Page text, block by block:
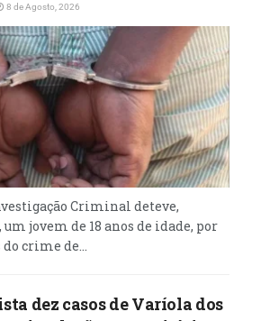
8 de Agosto, 2026
Criminal deteve,
jovem de 18 anos de idade, por
crime de...
dez casos de Varíola dos